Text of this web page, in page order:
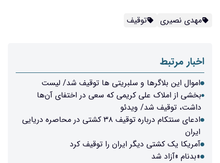
مهدی نصیری توقیف
اخبار مرتبط
اموال این بلاگرها و سلبریتی ها توقیف شد/ لیست
بخشی از املاک علی کریمی که سعی در اختفای آن‌ها
داشت، توقیف شد/ ویدئو
ادعای سنتکام درباره توقیف ۳۸ کشتی در محاصره دریایی
ایران
آمریکا یک کشتی دیگر ایران را توقیف کرد
«بدنام »آزاد شد